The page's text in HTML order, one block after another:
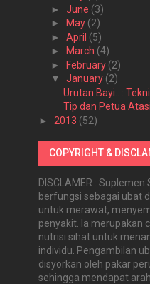
► June (3)
►
May (2)
► April (5)
►
March (4)
►
February (2)
▼ January (2)
Urutan Bayi.. :
Tip dan Petua
► 2013 (52)
COPYRIGHT &
DISCLAMER :
berfungsi sebagai ubat
untuk merawat,
penyakit. Ia merupakan
nutrisi sihat untuk
individu. Pengambilan
disyorkan oleh pakar
sehingga mendapat